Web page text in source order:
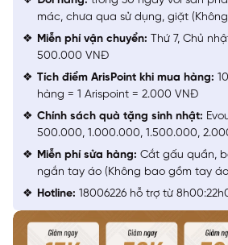
mác, chưa qua sử dụng, giặt
Miễn phí vận chuyển: Thứ 7, Chủ
500.000 VNĐ
Tích điểm ArisPoint khi mua hàng:
hàng = 1 Arispoint = 2.000 VNĐ
Chính sách quà tặng sinh nhật:
500.000, 1.000.000, 1.500.000,
Miễn phí sửa hàng: Cắt gấu quần,
ngắn tay áo (Không bao gồm tay
Hotline: 18006226 hỗ trợ từ